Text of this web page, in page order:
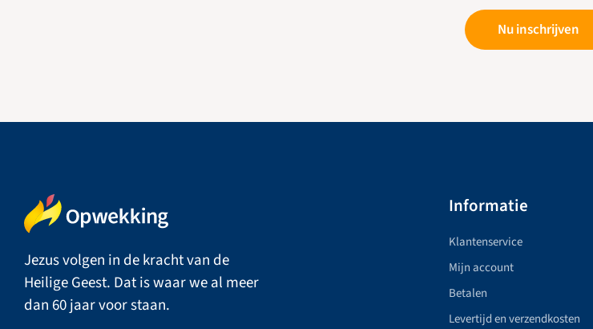
Nu inschrijven
Jezus volgen in de kracht van de
Heilige Geest. Dat is waar we al meer
dan 60 jaar voor staan.
Informatie
Klantenservice
Mijn account
Betalen
Levertijd en verzendkosten